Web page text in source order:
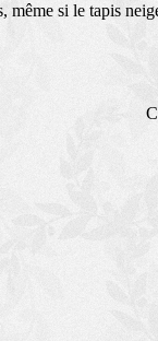
même si le tapis